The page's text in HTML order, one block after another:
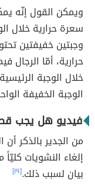
سعرة حرارية خلال
الوجبة الخفيفة
فيديو هل يجب
من الجدير بالذكر
إلغاء النشويات
بيان لسبب ذلك.[١٩]